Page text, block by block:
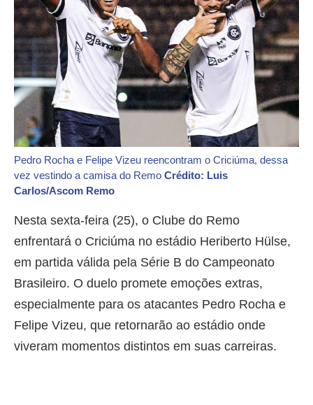
Pedro Rocha e Felipe Vizeu reencontram o Criciúma, dessa
vez vestindo a camisa do Remo Crédito: Luis
Carlos/Ascom Remo
Nesta sexta-feira (25), o Clube do Remo
enfrentará o Criciúma no estádio Heriberto Hülse,
em partida válida pela Série B do Campeonato
Brasileiro. O duelo promete emoções extras,
especialmente para os atacantes Pedro Rocha e
Felipe Vizeu, que retornarão ao estádio onde
viveram momentos distintos em suas carreiras.